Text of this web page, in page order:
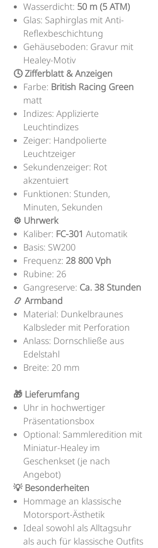
Wasserdicht: 50 m (5 ATM)
Glas: Saphirglas mit Anti-
Reflexbeschichtung
Gehäuseboden: Gravur mit
Healey-Motiv
🕓 Zifferblatt & Anzeigen
Farbe: British Racing Green
matt
Indizes: Applizierte
Leuchtindizes
Zeiger: Handpolierte
Leuchtzeiger
Sekundenzeiger: Rot
akzentuiert
Funktionen: Stunden,
Minuten, Sekunden
⚙️ Uhrwerk
Kaliber: FC-301 Automatik
Basis: SW200
Frequenz: 28 800 Vph
Rubine: 26
Gangreserve: Ca. 38 Stunden
📿 Armband
Material: Dunkelbraunes
Kalbsleder mit Perforation
Anlass: Dornschließe aus
Edelstahl
Breite: 20 mm
🎁 Lieferumfang
Uhr in hochwertiger
Präsentationsbox
Optional: Sammleredition mit
Miniatur-Healey im
Geschenkset (je nach
Angebot)
💡 Besonderheiten
Hommage an klassische
Motorsport-Ästhetik
Ideal sowohl als Alltagsuhr
als auch für klassische Outfits